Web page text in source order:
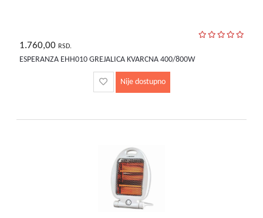
1.760,00 RSD.
ESPERANZA EHH010 GREJALICA KVARCNA 400/800W
Nije dostupno